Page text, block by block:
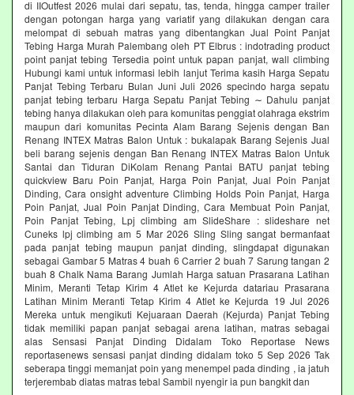
di IIOutfest 2026 mulai dari sepatu, tas, tenda, hingga camper trailer
dengan potongan harga yang variatif yang dilakukan dengan cara
melompat di sebuah matras yang dibentangkan Jual Point Panjat
Tebing Harga Murah Palembang oleh PT Elbrus : indotrading product
point panjat tebing Tersedia point untuk papan panjat, wall climbing
Hubungi kami untuk informasi lebih lanjut Terima kasih Harga Sepatu
Panjat Tebing Terbaru Bulan Juni Juli 2026 specindo harga sepatu
panjat tebing terbaru Harga Sepatu Panjat Tebing ∼ Dahulu panjat
tebing hanya dilakukan oleh para komunitas penggiat olahraga ekstrim
maupun dari komunitas Pecinta Alam Barang Sejenis dengan Ban
Renang INTEX Matras Balon Untuk : bukalapak Barang Sejenis Jual
beli barang sejenis dengan Ban Renang INTEX Matras Balon Untuk
Santai dan Tiduran DiKolam Renang Pantai BATU panjat tebing
quickview Baru Poin Panjat, Harga Poin Panjat, Jual Poin Panjat
Dinding, Cara onsight adventure Climbing Holds Poin Panjat, Harga
Poin Panjat, Jual Poin Panjat Dinding, Cara Membuat Poin Panjat,
Poin Panjat Tebing, Lpj climbing am SlideShare : slideshare net
Cuneks lpj climbing am 5 Mar 2026 Sling Sling sangat bermanfaat
pada panjat tebing maupun panjat dinding, slingdapat digunakan
sebagai Gambar 5 Matras 4 buah 6 Carrier 2 buah 7 Sarung tangan 2
buah 8 Chalk Nama Barang Jumlah Harga satuan Prasarana Latihan
Minim, Meranti Tetap Kirim 4 Atlet ke Kejurda datariau Prasarana
Latihan Minim Meranti Tetap Kirim 4 Atlet ke Kejurda 19 Jul 2026
Mereka untuk mengikuti Kejuaraan Daerah (Kejurda) Panjat Tebing
tidak memiliki papan panjat sebagai arena latihan, matras sebagai
alas Sensasi Panjat Dinding Didalam Toko Reportase News
reportasenews sensasi panjat dinding didalam toko 5 Sep 2026 Tak
seberapa tinggi memanjat poin yang menempel pada dinding , ia jatuh
terjerembab diatas matras tebal Sambil nyengir ia pun bangkit dan